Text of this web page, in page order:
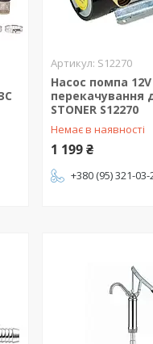
S12270
Насос помпа
перекачування
STONER S12270
Немає в наявності
1 199 ₴
+380 (95) 321-03-